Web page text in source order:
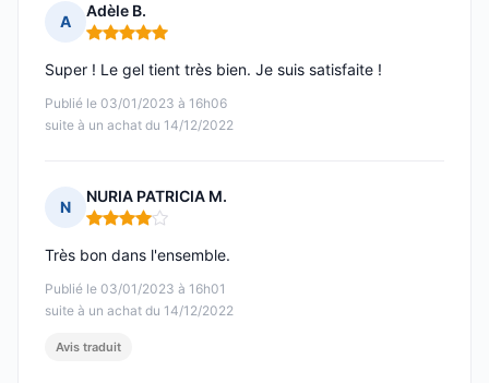
A
Adèle B.
Note : 5 sur 5
Publié le 03/01/2023 à 16h06
suite à un achat du 14/12/2022
Super ! Le gel tient très bien. Je suis satisfaite !
N
NURIA PATRICIA M.
Note : 4 sur 5
Publié le 03/01/2023 à 16h01
suite à un achat du 14/12/2022
Très bon dans l'ensemble.
Avis traduit